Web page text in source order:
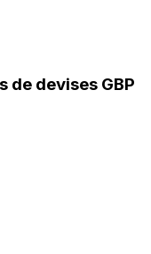
devises GBP